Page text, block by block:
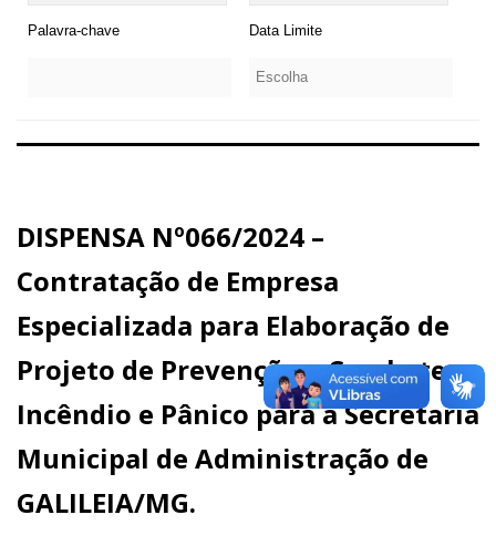
Palavra-chave Data Limite
DISPENSA Nº066/2024 –
Contratação de Empresa
Especializada para Elaboração de
Projeto de Prevenção e Combate a
Incêndio e Pânico para a Secretaria
Municipal de Administração de
GALILEIA/MG.